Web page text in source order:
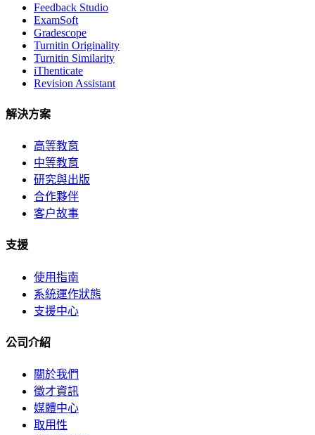
Feedback Studio
ExamSoft
Gradescope
Turnitin Originality
Turnitin Similarity
iThenticate
Revision Assistant
解決方案
高等教育
中等教育
研究與出版
合作夥伴
客户故事
支援
使用指南
系統運作狀態
支援中心
公司介紹
關於我們
徵才資訊
媒體中心
取用性